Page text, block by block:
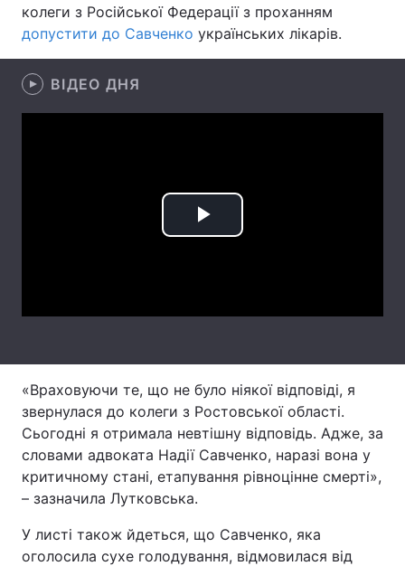
Зброя Інциденти
Цікавинки
Статті
Послуги
колеги з Російської Федерації з проханням
допустити до Савченко українських лікарів.
ВІДЕО ДНЯ
Play
«Враховуючи те, що не було ніякої відповіді, я
звернулася до колеги з Ростовської області.
Сьогодні я отримала невтішну відповідь. Адже, за
словами адвоката Надії Савченко, наразі вона у
критичному стані, етапування рівноцінне смерті»,
– зазначила Лутковська.
У листі також йдеться, що Савченко, яка
оголосила сухе голодування, відмовилася від